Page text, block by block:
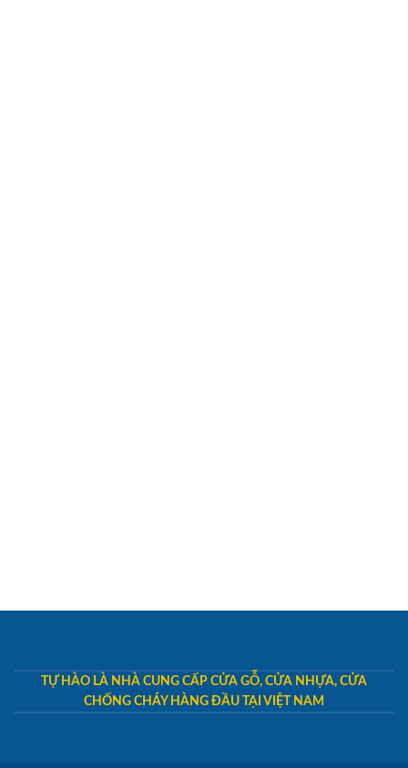
TỰ HÀO LÀ NHÀ CUNG CẤP CỬA GỖ, CỬA NHỰA, CỬA
CHỐNG CHÁY HÀNG ĐẦU TẠI VIỆT NAM